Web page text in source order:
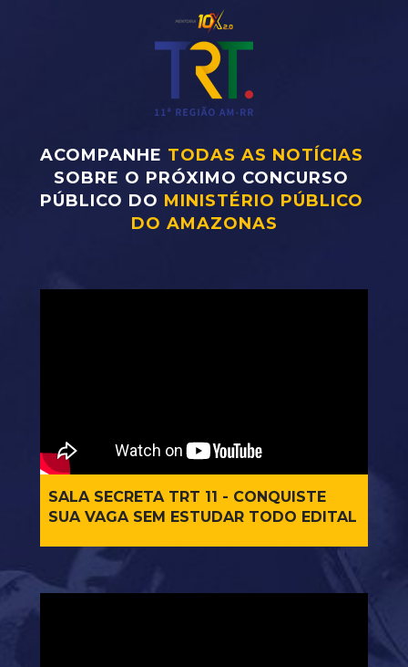
ACOMPANHE TODAS AS NOTÍCIAS
SOBRE O PRÓXIMO CONCURSO
PÚBLICO DO MINISTÉRIO PÚBLICO
DO AMAZONAS
SALA SECRETA TRT 11 - CONQUISTE
SUA VAGA SEM ESTUDAR TODO EDITAL